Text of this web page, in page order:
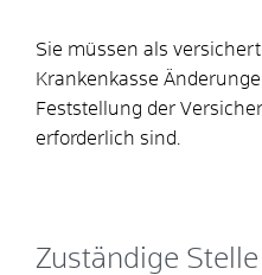
Sie müssen als
Krankenkasse
Feststellung der
erforderlich sind.
Zuständige Stelle